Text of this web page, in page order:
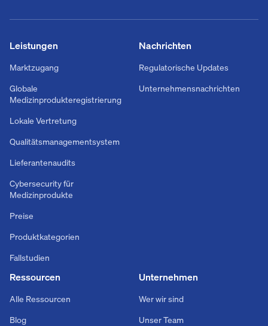
Nachrichten
Regulatorische Updates
Unternehmensnachrichten
Leistungen
Marktzugang
Globale
Medizinprodukteregistrierung
Lokale Vertretung
Qualitätsmanagementsystem
Lieferantenaudits
Cybersecurity für
Medizinprodukte
Preise
Produktkategorien
Fallstudien
Ressourcen
Alle Ressourcen
Blog
Unternehmen
Wer wir sind
Unser Team